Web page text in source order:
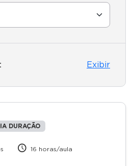
Exibir
DURAÇÃO
16 horas/aula